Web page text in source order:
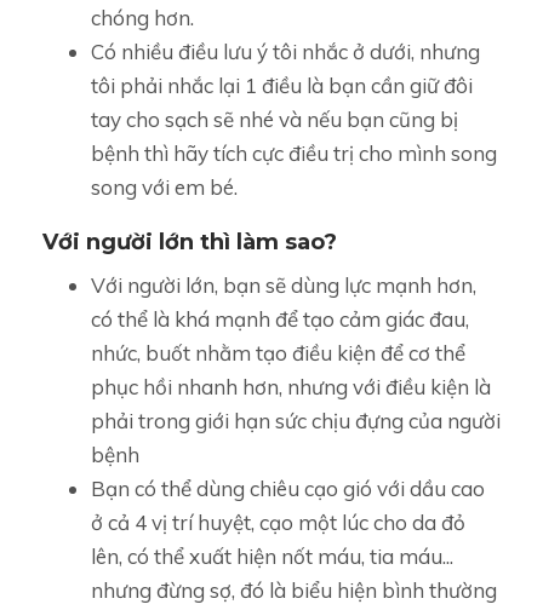
chóng hơn.
Có nhiều điều lưu ý tôi nhắc ở dưới, nhưng
tôi phải nhắc lại 1 điều là bạn cần giữ đôi
tay cho sạch sẽ nhé và nếu bạn cũng bị
bệnh thì hãy tích cực điều trị cho mình song
song với em bé.
Với người lớn thì làm sao?
Với người lớn, bạn sẽ dùng lực mạnh hơn,
có thể là khá mạnh để tạo cảm giác đau,
nhức, buốt nhằm tạo điều kiện để cơ thể
phục hồi nhanh hơn, nhưng với điều kiện là
phải trong giới hạn sức chịu đựng của người
bệnh
Bạn có thể dùng chiêu cạo gió với dầu cao
ở cả 4 vị trí huyệt, cạo một lúc cho da đỏ
lên, có thể xuất hiện nốt máu, tia máu...
nhưng đừng sợ, đó là biểu hiện bình thường